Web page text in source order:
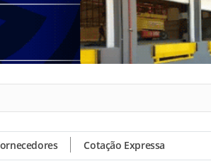
Cotação Expressa